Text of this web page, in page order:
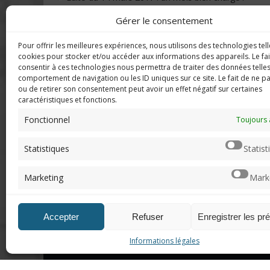
Gérer le consentement
Pour offrir les meilleures expériences, nous utilisons des technologies
cookies pour stocker et/ou accéder aux informations des appareils. Le
consentir à ces technologies nous permettra de traiter des données
comportement de navigation ou les ID uniques sur ce site. Le fait de ne
ou de retirer son consentement peut avoir un effet négatif sur certaines
caractéristiques et fonctions.
Fonctionnel Toujours
Statistiques
Marketing
Accepter Refuser Enregistrer les
Informations légales
Imerod.fr est un site traitant de
l'univers du jeu vidéo. Toute
reproduction partielle ou complète
sans autorisation préalable est
interdite.
Mentions légales
DERNIERS
en
de